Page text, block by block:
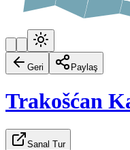
Geri Paylaş
Trakošćan
Sanal Tur